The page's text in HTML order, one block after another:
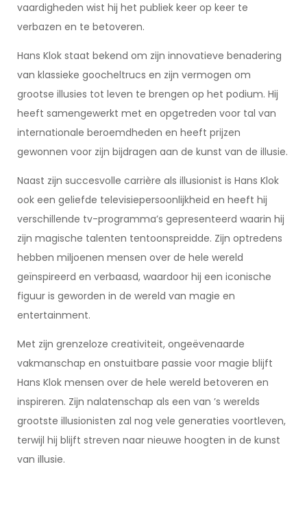
vaardigheden wist hij het publiek keer op keer te
verbazen en te betoveren.
Hans Klok staat bekend om zijn innovatieve benadering
van klassieke goocheltrucs en zijn vermogen om
grootse illusies tot leven te brengen op het podium. Hij
heeft samengewerkt met en opgetreden voor tal van
internationale beroemdheden en heeft prijzen
gewonnen voor zijn bijdragen aan de kunst van de illusie.
Naast zijn succesvolle carrière als illusionist is Hans Klok
ook een geliefde televisiepersoonlijkheid en heeft hij
verschillende tv-programma’s gepresenteerd waarin hij
zijn magische talenten tentoonspreidde. Zijn optredens
hebben miljoenen mensen over de hele wereld
geïnspireerd en verbaasd, waardoor hij een iconische
figuur is geworden in de wereld van magie en
entertainment.
Met zijn grenzeloze creativiteit, ongeëvenaarde
vakmanschap en onstuitbare passie voor magie blijft
Hans Klok mensen over de hele wereld betoveren en
inspireren. Zijn nalatenschap als een van ’s werelds
grootste illusionisten zal nog vele generaties voortleven,
terwijl hij blijft streven naar nieuwe hoogten in de kunst
van illusie.